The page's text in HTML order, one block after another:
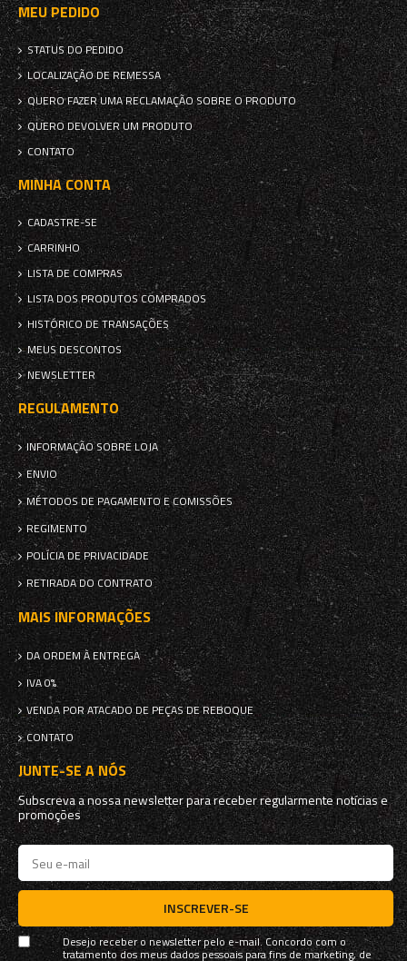
MEU PEDIDO
STATUS DO PEDIDO
LOCALIZAÇÃO DE REMESSA
QUERO FAZER UMA RECLAMAÇÃO SOBRE O PRODUTO
QUERO DEVOLVER UM PRODUTO
CONTATO
MINHA CONTA
CADASTRE-SE
CARRINHO
LISTA DE COMPRAS
LISTA DOS PRODUTOS COMPRADOS
HISTÓRICO DE TRANSAÇÕES
MEUS DESCONTOS
NEWSLETTER
REGULAMENTO
INFORMAÇÃO SOBRE LOJA
ENVIO
MÉTODOS DE PAGAMENTO E COMISSÕES
REGIMENTO
POLÍCIA DE PRIVACIDADE
RETIRADA DO CONTRATO
MAIS INFORMAÇÕES
DA ORDEM À ENTREGA
IVA 0%
VENDA POR ATACADO DE PEÇAS DE REBOQUE
CONTATO
JUNTE-SE A NÓS
Subscreva a nossa newsletter para receber regularmente notícias e
promoções
INSCREVER-SE
Desejo receber o newsletter pelo e-mail. Concordo com o
tratamento dos meus dados pessoais para fins de marketing, de